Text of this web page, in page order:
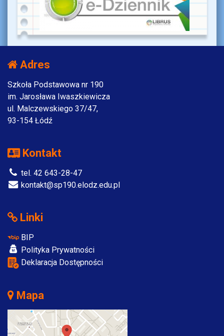
Adres
Szkoła Podstawowa nr 190
im. Jarosława Iwaszkiewicza
ul. Malczewskiego 37/47,
93-154 Łódź
Kontakt
tel. 42 643-28-47
kontakt@sp190.elodz.edu.pl
Linki
BIP
Polityka Prywatności
Deklaracja Dostępności
Mapa